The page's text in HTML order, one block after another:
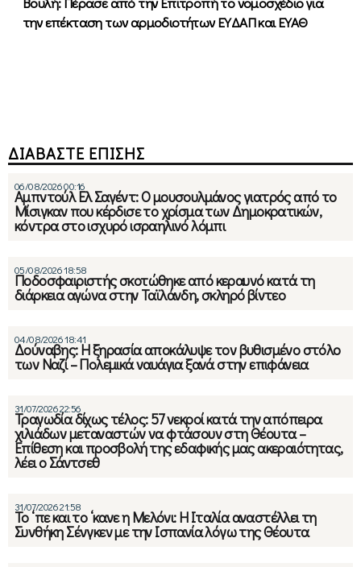
την επέκταση των αρμοδιοτήτων ΕΥΔΑΠ και ΕΥΑΘ
ΔΙΑΒΑΣΤΕ ΕΠΙΣΗΣ
06/08/2026 00:16
Αμπντούλ Ελ Σαγέντ: Ο μουσουλμάνος γιατρός από το
Μίσιγκαν που κέρδισε το χρίσμα των Δημοκρατικών,
κόντρα στο ισχυρό ισραηλινό λόμπι
05/08/2026 18:58
Ποδοσφαιριστής σκοτώθηκε από κεραυνό κατά τη
διάρκεια αγώνα στην Ταϊλάνδη, σκληρό βίντεο
04/08/2026 18:41
Δούναβης: Η ξηρασία αποκάλυψε τον βυθισμένο στόλο
των Ναζί – Πολεμικά ναυάγια ξανά στην επιφάνεια
31/07/2026 22:56
Τραγωδία δίχως τέλος: 57 νεκροί κατά την απόπειρα
χιλιάδων μεταναστών να φτάσουν στη Θέουτα –
Επίθεση και προσβολή της εδαφικής μας ακεραιότητας,
λέει ο Σάντσεθ
31/07/2026 21:58
Το ‘πε και το ‘κανε η Μελόνι: Η Ιταλία αναστέλλει τη
Συνθήκη Σένγκεν με την Ισπανία λόγω της Θέουτα